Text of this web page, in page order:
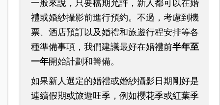
一般來說，只要檔期允許，新人都可以在婚
禮或婚紗攝影前進行預約。不過，考慮到機
票、酒店預訂以及婚禮和旅遊行程安排等各
種準備事項，我們建議最好在婚禮前半年至
一年開始計劃和籌備。
如果新人選定的婚禮或婚紗攝影日期剛好是
連續假期或旅遊旺季，例如櫻花季或紅葉季